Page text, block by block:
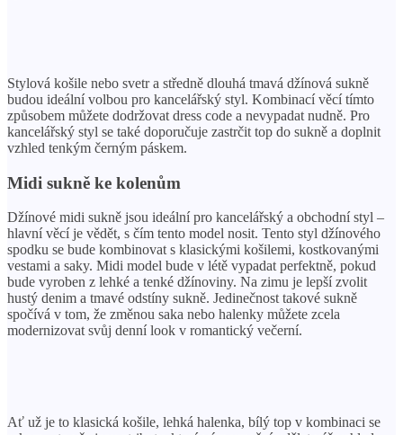
Stylová košile nebo svetr a středně dlouhá tmavá džínová sukně
budou ideální volbou pro kancelářský styl. Kombinací věcí tímto
způsobem můžete dodržovat dress code a nevypadat nudně. Pro
kancelářský styl se také doporučuje zastrčit top do sukně a doplnit
vzhled tenkým černým páskem.
Midi sukně ke kolenům
Džínové midi sukně jsou ideální pro kancelářský a obchodní styl –
hlavní věcí je vědět, s čím tento model nosit. Tento styl džínového
spodku se bude kombinovat s klasickými košilemi, kostkovanými
vestami a saky. Midi model bude v létě vypadat perfektně, pokud
bude vyroben z lehké a tenké džínoviny. Na zimu je lepší zvolit
hustý denim a tmavé odstíny sukně. Jedinečnost takové sukně
spočívá v tom, že změnou saka nebo halenky můžete zcela
modernizovat svůj denní look v romantický večerní.
Ať už je to klasická košile, lehká halenka, bílý top v kombinaci se